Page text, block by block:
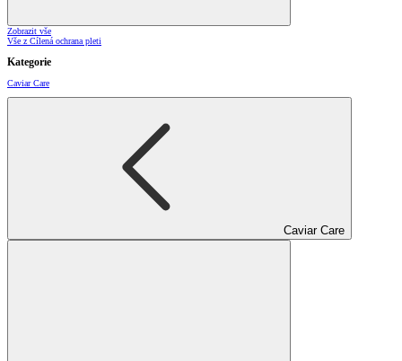
Zobrazit vše
Vše z Cílená ochrana pleti
Kategorie
Caviar Care
Caviar Care